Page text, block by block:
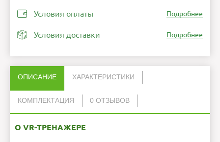
Условия оплаты Подробнее
Условия доставки Подробнее
ОПИСАНИЕ ХАРАКТЕРИСТИКИ
КОМПЛЕКТАЦИЯ 0 ОТЗЫВОВ
О VR-ТРЕНАЖЕРЕНАПИСАТЬ ОТЗЫВ